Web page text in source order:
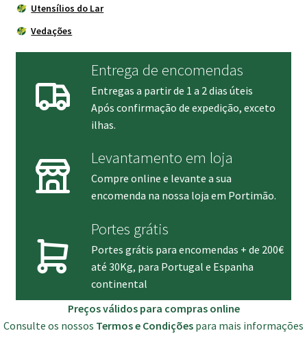
Utensílios do Lar
Vedações
Entrega de encomendas
Entregas a partir de 1 a 2 dias úteis
Após confirmação de expedição, exceto
ilhas.
Levantamento em loja
Compre online e levante a sua
encomenda na nossa loja em Portimão.
Portes grátis
Portes grátis para encomendas + de 200€
até 30Kg, para Portugal e Espanha
continental
Preços válidos para compras online
Consulte os nossos Termos e Condições para mais informações